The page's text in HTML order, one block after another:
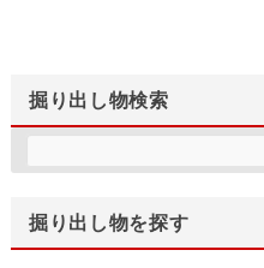
掘り出し物検索
掘り出し物を探す